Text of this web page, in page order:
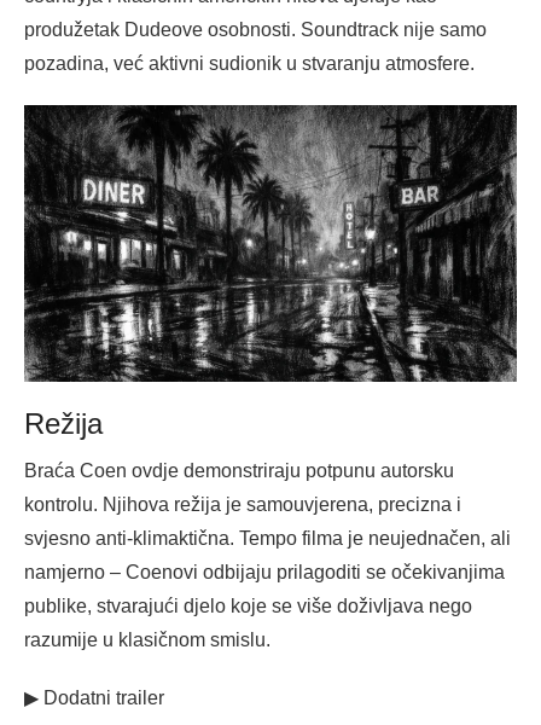
produžetak Dudeove osobnosti. Soundtrack nije samo
pozadina, već aktivni sudionik u stvaranju atmosfere.
Režija
Braća Coen ovdje demonstriraju potpunu autorsku
kontrolu. Njihova režija je samouvjerena, precizna i
svjesno anti-klimaktična. Tempo filma je neujednačen, ali
namjerno – Coenovi odbijaju prilagoditi se očekivanjima
publike, stvarajući djelo koje se više doživljava nego
razumije u klasičnom smislu.
▶ Dodatni trailer